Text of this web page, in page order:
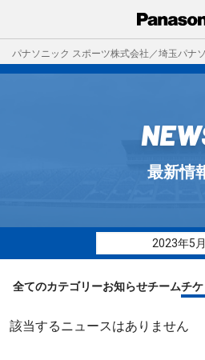
パナソニック スポーツ株式会社／埼玉パナ
最新情
2023年5月
全てのカテゴリーお知らせチームチケ
該当するニュースはありません